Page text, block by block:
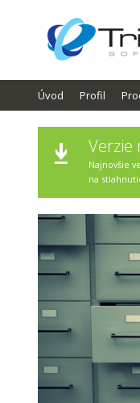
Úvod Profil
Verzie
Najnovšie
na